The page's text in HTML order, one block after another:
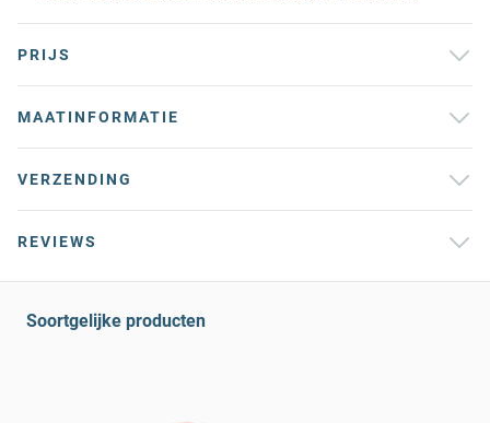
PRIJS
MAATINFORMATIE
VERZENDING
REVIEWS
Soortgelijke producten